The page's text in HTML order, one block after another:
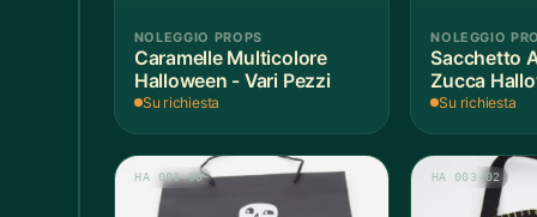
Adattatore MDP 1
Arredamento 1.117
Asciugamani 37
Bacinelle
NOLEGGIO PROPS
Caramelle Multicolore
Halloween - Vari Pezzi
Su richiesta
NOLEGGIO
Sacchetto
Zucca
Pezzo
Su richiesta
HA 003-00 HA 003-02